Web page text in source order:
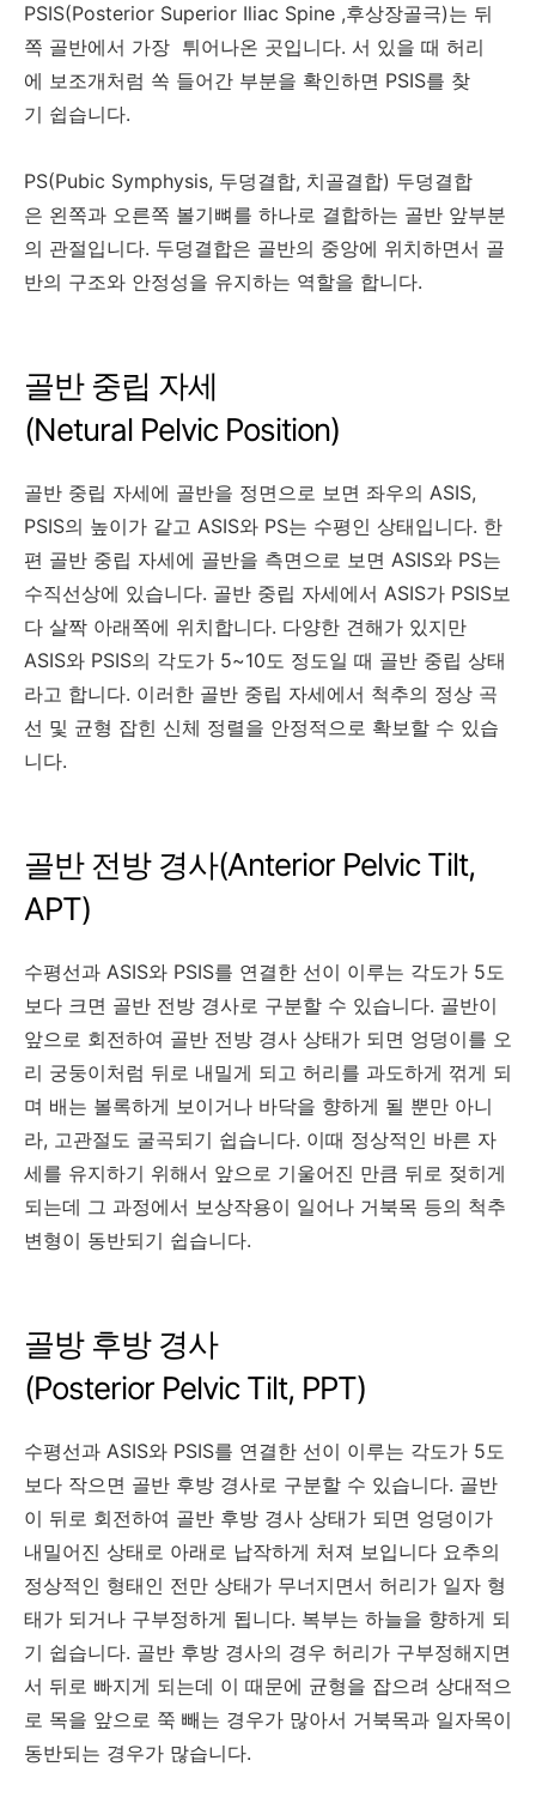
PSIS(Posterior Superior Iliac Spine ,후상장골극)는 뒤
쪽 골반에서 가장 튀어나온 곳입니다. 서 있을 때 허리
에 보조개처럼 쏙 들어간 부분을 확인하면 PSIS를 찾
기 쉽습니다.
PS(Pubic Symphysis, 두덩결합, 치골결합) 두덩결합
은 왼쪽과 오른쪽 볼기뼈를 하나로 결합하는 골반 앞부분
의 관절입니다. 두덩결합은 골반의 중앙에 위치하면서 골
반의 구조와 안정성을 유지하는 역할을 합니다.
골반 중립 자세
(Netural Pelvic Position)
골반 중립 자세에 골반을 정면으로 보면 좌우의 ASIS,
PSIS의 높이가 같고 ASIS와 PS는 수평인 상태입니다. 한
편 골반 중립 자세에 골반을 측면으로 보면 ASIS와 PS는
수직선상에 있습니다. 골반 중립 자세에서 ASIS가 PSIS보
다 살짝 아래쪽에 위치합니다. 다양한 견해가 있지만
ASIS와 PSIS의 각도가 5~10도 정도일 때 골반 중립 상태
라고 합니다. 이러한 골반 중립 자세에서 척추의 정상 곡
선 및 균형 잡힌 신체 정렬을 안정적으로 확보할 수 있습
니다.
골반 전방 경사(Anterior Pelvic Tilt,
APT)
수평선과 ASIS와 PSIS를 연결한 선이 이루는 각도가 5도
보다 크면 골반 전방 경사로 구분할 수 있습니다. 골반이
앞으로 회전하여 골반 전방 경사 상태가 되면 엉덩이를 오
리 궁둥이처럼 뒤로 내밀게 되고 허리를 과도하게 꺾게 되
며 배는 볼록하게 보이거나 바닥을 향하게 될 뿐만 아니
라, 고관절도 굴곡되기 쉽습니다. 이때 정상적인 바른 자
세를 유지하기 위해서 앞으로 기울어진 만큼 뒤로 젖히게
되는데 그 과정에서 보상작용이 일어나 거북목 등의 척추
변형이 동반되기 쉽습니다.
골방 후방 경사
(Posterior Pelvic Tilt, PPT)
수평선과 ASIS와 PSIS를 연결한 선이 이루는 각도가 5도
보다 작으면 골반 후방 경사로 구분할 수 있습니다. 골반
이 뒤로 회전하여 골반 후방 경사 상태가 되면 엉덩이가
내밀어진 상태로 아래로 납작하게 처져 보입니다 요추의
정상적인 형태인 전만 상태가 무너지면서 허리가 일자 형
태가 되거나 구부정하게 됩니다. 복부는 하늘을 향하게 되
기 쉽습니다. 골반 후방 경사의 경우 허리가 구부정해지면
서 뒤로 빠지게 되는데 이 때문에 균형을 잡으려 상대적으
로 목을 앞으로 쭉 빼는 경우가 많아서 거북목과 일자목이
동반되는 경우가 많습니다.